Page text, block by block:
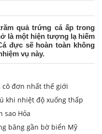
quả trứng cá ấp trong
là một hiện tượng lạ hiếm
đực sẽ hoàn toàn không
vụ này.
đơn nhất thế giới
khi nhiệt độ xuống thấp
sao Hỏa
băng gần bờ biển Mỹ